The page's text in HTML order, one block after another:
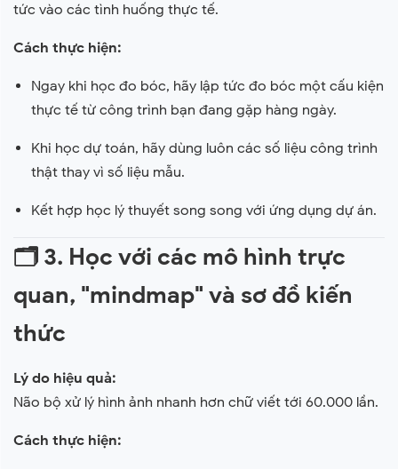
tức vào các tình huống thực tế.
Cách thực hiện:
Ngay khi học đo bóc, hãy lập tức đo bóc một cấu kiện
thực tế từ công trình bạn đang gặp hàng ngày.
Khi học dự toán, hãy dùng luôn các số liệu công trình
thật thay vì số liệu mẫu.
Kết hợp học lý thuyết song song với ứng dụng dự án.
🗂 3. Học với các mô hình trực
quan, "mindmap" và sơ đồ kiến
thức
Lý do hiệu quả:
Não bộ xử lý hình ảnh nhanh hơn chữ viết tới 60.000 lần.
Cách thực hiện: